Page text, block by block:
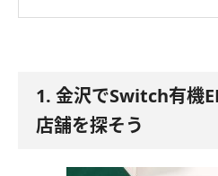
1. 金沢でSwitch有機
店舗を探そう